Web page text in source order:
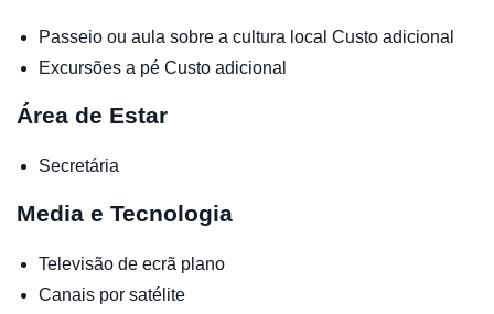
Passeio ou aula sobre a cultura local Custo adicional
Excursões a pé Custo adicional
Área de Estar
Secretária
Media e Tecnologia
Televisão de ecrã plano
Canais por satélite